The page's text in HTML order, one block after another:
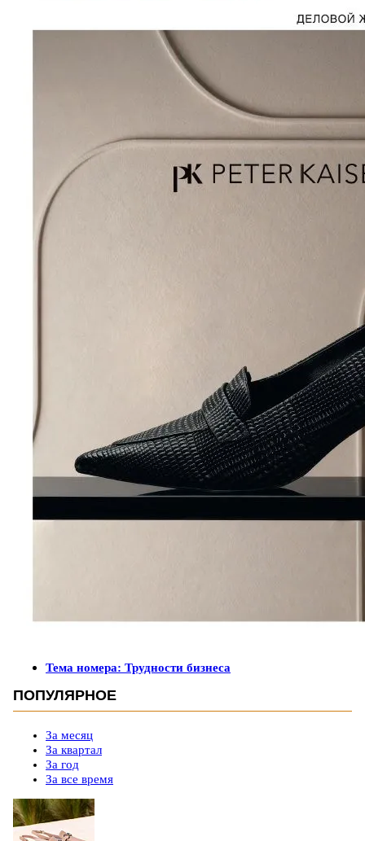
Тема номера: Трудности бизнеса
ПОПУЛЯРНОЕ
За месяц
За квартал
За год
За все время